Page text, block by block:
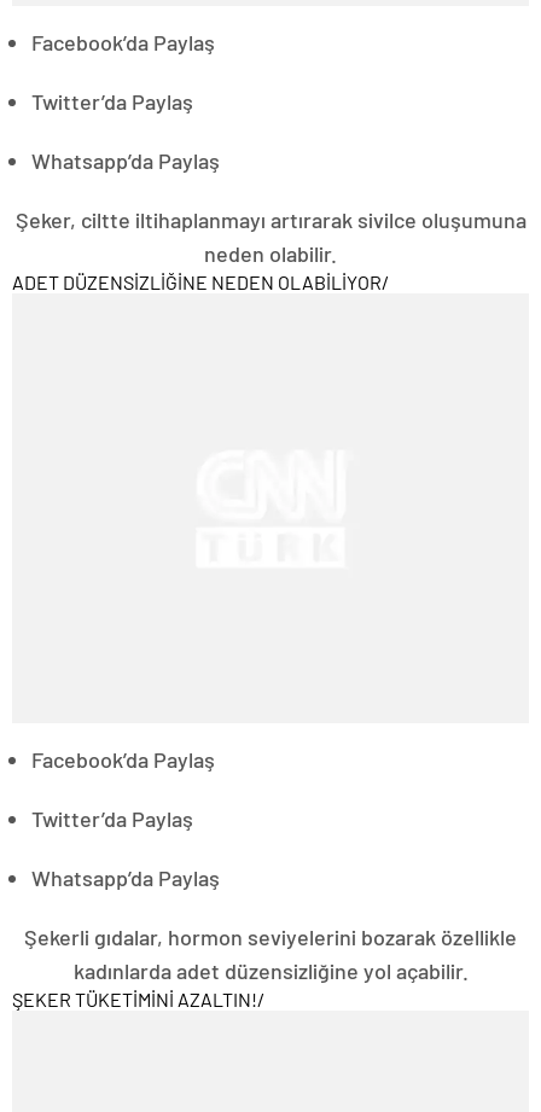
Facebook’da Paylaş
Twitter’da Paylaş
Whatsapp’da Paylaş
Şeker, ciltte iltihaplanmayı artırarak sivilce oluşumuna
neden olabilir.
ADET DÜZENSİZLİĞİNE NEDEN OLABİLİYOR/
Facebook’da Paylaş
Twitter’da Paylaş
Whatsapp’da Paylaş
Şekerli gıdalar, hormon seviyelerini bozarak özellikle
kadınlarda adet düzensizliğine yol açabilir.
ŞEKER TÜKETİMİNİ AZALTIN!/